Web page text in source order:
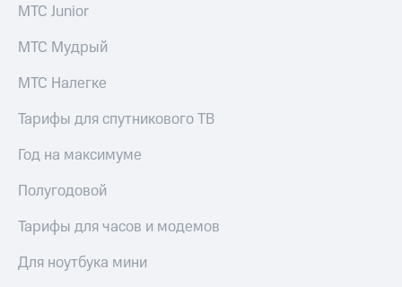
МТС Junior
МТС Мудрый
МТС Налегке
Тарифы для спутникового ТВ
Год на максимуме
Полугодовой
Тарифы для часов и модемов
Для ноутбука мини